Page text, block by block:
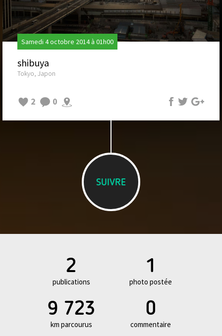
Samedi 4 octobre 2014 à 01h00
shibuya
Tokyo, Japon
2 0
SUIVRE
2
publications
1
photo postée
9 723
km parcourus
0
commentaire